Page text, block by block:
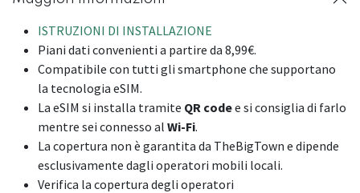
ISTRUZIONI DI INSTALLAZIONE
Piani dati convenienti a partire da 8,99€.
Compatibile con tutti gli smartphone che supportano
la tecnologia eSIM.
La eSIM si installa tramite QR codee si consiglia di farlo
mentre sei connesso al Wi-Fi.
La copertura non è garantita da TheBigTown e dipende
esclusivamente dagli operatori mobili locali.
Verifica la copertura degli operatori